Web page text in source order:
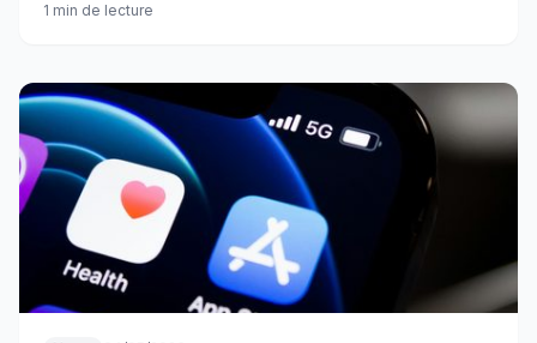
adaptée aux écrans flexibles.
1 min de lecture